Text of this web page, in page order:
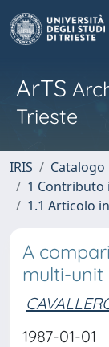
ArTS
Trieste
IRIS
Catalogo
1 Contributo
1.1 Articolo
A
multi-unit
1987-01-01